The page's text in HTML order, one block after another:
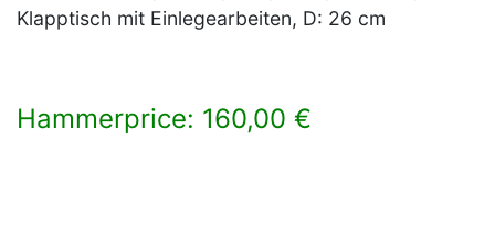
Klapptisch mit Einlegearbeiten, D: 26 cm
Hammerprice: 160,00 €